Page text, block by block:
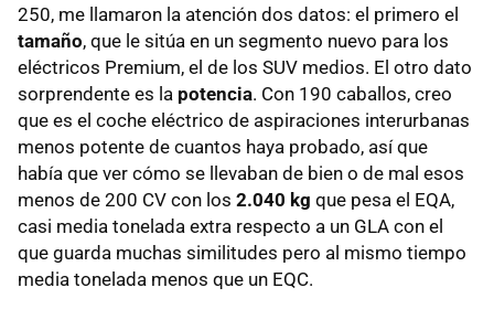
250, me llamaron la atención dos datos: el primero el
tamaño, que le sitúa en un segmento nuevo para los
eléctricos Premium, el de los SUV medios. El otro dato
sorprendente es la potencia. Con 190 caballos, creo
que es el coche eléctrico de aspiraciones interurbanas
menos potente de cuantos haya probado, así que
había que ver cómo se llevaban de bien o de mal esos
menos de 200 CV con los 2.040 kg que pesa el EQA,
casi media tonelada extra respecto a un GLA con el
que guarda muchas similitudes pero al mismo tiempo
media tonelada menos que un EQC.